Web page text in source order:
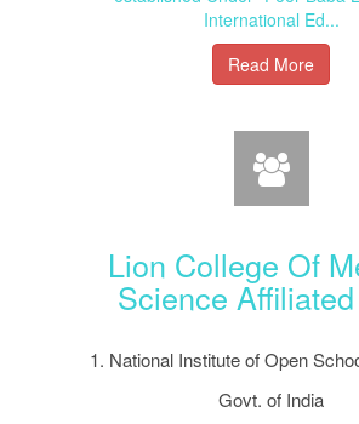
International Ed...
Read More
Lion College Of
Science
1. National Institute of Open
Govt. of India